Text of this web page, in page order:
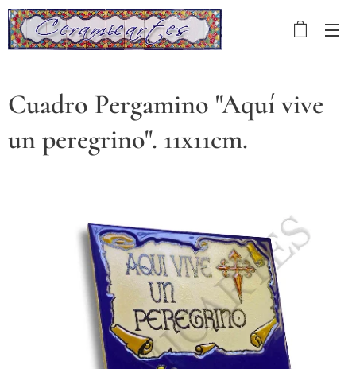
Cuadro Pergamino "Aquí vive
un peregrino". 11x11cm.